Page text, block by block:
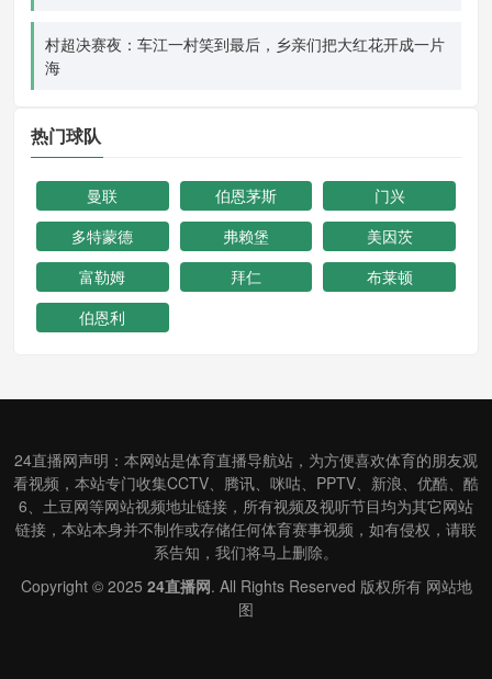
村超决赛夜：车江一村笑到最后，乡亲们把大红花开成一片
海
热门球队
曼联 伯恩茅斯
门兴
多特蒙德
弗赖堡
美因茨
富勒姆
拜仁
布莱顿
伯恩利
24直播网声明：本网站是体育直播导航站，为方便喜欢体育的朋友观
看视频，本站专门收集CCTV、腾讯、咪咕、PPTV、新浪、优酷、酷
6、土豆网等网站视频地址链接，所有视频及视听节目均为其它网站
链接，本站本身并不制作或存储任何体育赛事视频，如有侵权，请联
系告知，我们将马上删除。
Copyright © 2025 24直播网. All Rights Reserved 版权所有 网站地
图